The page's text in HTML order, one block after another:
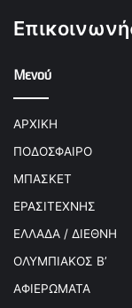
Μενού
ΑΡΧΙΚΗ
ΠΟΔΟΣΦΑΙΡΟ
ΜΠΑΣΚΕΤ
ΕΡΑΣΙΤΕΧΝΗΣ
ΕΛΛΑΔΑ / ΔΙΕΘΝΗ
ΟΛΥΜΠΙΑΚΟΣ Β’
ΑΦΙΕΡΩΜΑΤΑ